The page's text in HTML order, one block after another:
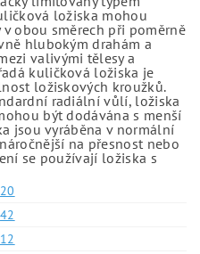
ložiska mohou
obou směrech při poměrně
hlubokým drahám a
valivými tělesy a
kuličková ložiska je
ložiskových kroužků.
radiální vůlí, ložiska
být dodávána s menší
jsou vyráběna v normální
na přesnost nebo
se používají ložiska s
20
42
12